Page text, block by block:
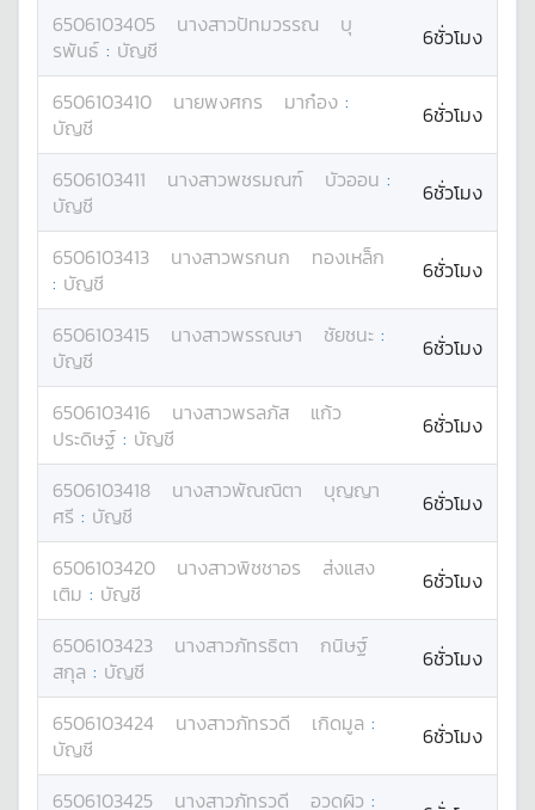
6506103405 นางสาวปัทมวรรณ
บุ
รพันธ์ : บัญชี 6ชั่วโมง
6506103410 นายพงศกร มาก๋อง :
บัญชี
6ชั่วโมง
6506103411 นางสาวพชรมณฑ์ บัวออน :
บัญชี
6ชั่วโมง
6506103413 นางสาวพรกนก
ทองเหล็ก
: บัญชี 6ชั่วโมง
6506103415 นางสาวพรรณษา ชัยชนะ :
บัญชี
6ชั่วโมง
6506103416 นางสาวพรลภัส
แก้ว
ประดิษฐ์ : บัญชี 6ชั่วโมง
6506103418 นางสาวพัณณิตา
บุญญา
ศรี : บัญชี 6ชั่วโมง
6506103420 นางสาวพิชชาอร
ส่งแสง
เติม : บัญชี 6ชั่วโมง
6506103423 นางสาวภัทรธิตา
กนิษฐ์
สกุล : บัญชี 6ชั่วโมง
6506103424 นางสาวภัทรวดี เกิดมูล :
บัญชี
6ชั่วโมง
6506103425 นางสาวภัทรวดี อวดผิว :